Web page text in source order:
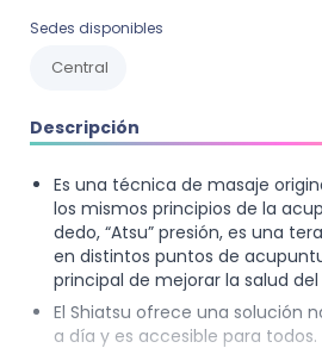
Sedes disponibles
Central
Descripción
Es una técnica de masaje
los mismos principios de la
dedo, “Atsu” presión, es una
en distintos puntos de
principal de mejorar la salud
El Shiatsu ofrece una solución
a día y es accesible para todos.